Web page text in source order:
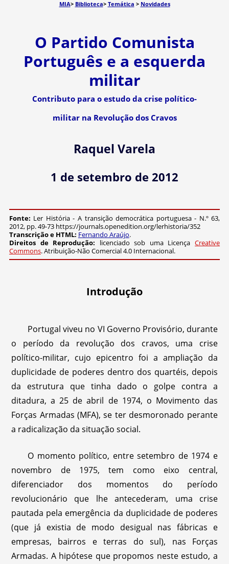
MIA> Biblioteca> Temática > Novidades
O Partido Comunista
Português e a esquerda
militar
Contributo para o estudo da crise político-
militar na Revolução dos Cravos
Raquel Varela
1 de setembro de 2012
Fonte: Ler História - A transição democrática portuguesa - N.º 63,
2012, pp. 49-73 https://journals.openedition.org/lerhistoria/352
Transcrição e HTML: Fernando Araújo.
Direitos de Reprodução: licenciado sob uma LicençaCreative
Commons. Atribuição-Não Comercial 4.0 Internacional.
Introdução
Portugal viveu no VI Governo Provisório, durante
o período da revolução dos cravos, uma crise
político-militar, cujo epicentro foi a ampliação da
duplicidade de poderes dentro dos quartéis, depois
da estrutura que tinha dado o golpe contra a
ditadura, a 25 de abril de 1974, o Movimento das
Forças Armadas (MFA), se ter desmoronado perante
a radicalização da situação social.
O momento político, entre setembro de 1974 e
novembro de 1975, tem como eixo central,
diferenciador dos momentos do período
revolucionário que lhe antecederam, uma crise
pautada pela emergência da duplicidade de poderes
(que já existia de modo desigual nas fábricas e
empresas, bairros e terras do sul), nas Forças
Armadas. A hipótese que propomos neste estudo, a